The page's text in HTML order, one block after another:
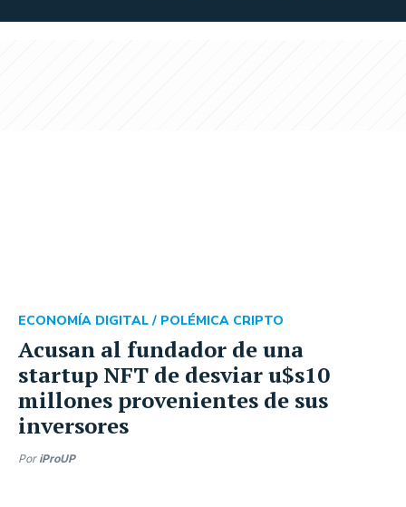
Acusan al fundador de una
startup NFT de desviar u$s10
millones provenientes de sus
inversores
ECONOMÍA DIGITAL / POLÉMICA CRIPTO
Por iProUP